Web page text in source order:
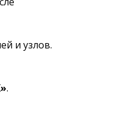
и узлов.
.